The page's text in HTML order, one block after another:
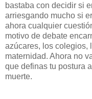
bastaba con decidir si
arriesgando mucho si
ahora cualquier
motivo de debate
azúcares, los colegios,
maternidad. Ahora no
que definas tu postura
muerte.